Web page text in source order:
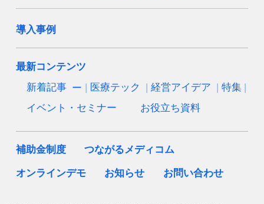
導入事例
最新コンテンツ
新着記事
医療テック 経営アイデア
特集
イベント・セミナー
お役立ち資料
補助金制度 つながるメディコム
オンラインデモ お知らせ お問い合わせ